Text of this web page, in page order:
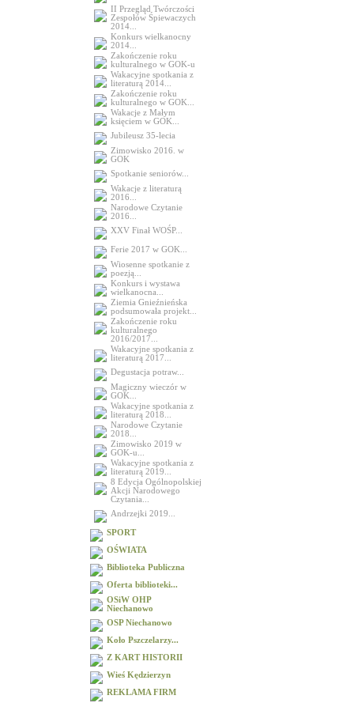
II Przegląd Twórczości
Zespołów Śpiewaczych
2014...
Konkurs wielkanocny
2014...
Zakończenie roku
kulturalnego w GOK-u
Wakacyjne spotkania z
literaturą 2014...
Zakończenie roku
kulturalnego w GOK...
Wakacje z Małym
księciem w GOK...
Jubileusz 35-lecia
Zimowisko 2016. w
GOK
Spotkanie seniorów...
Wakacje z literaturą
2016...
Narodowe Czytanie
2016...
XXV Finał WOŚP...
Ferie 2017 w GOK...
Wiosenne spotkanie z
poezją...
Konkurs i wystawa
wielkanocna...
Ziemia Gnieźnieńska
podsumowała projekt...
Zakończenie roku
kulturalnego
2016/2017...
Wakacyjne spotkania z
literaturą 2017...
Degustacja potraw...
Magiczny wieczór w
GOK...
Wakacyjne spotkania z
literaturą 2018...
Narodowe Czytanie
2018...
Zimowisko 2019 w
GOK-u...
Wakacyjne spotkania z
literaturą 2019...
8 Edycja Ogólnopolskiej
Akcji Narodowego
Czytania...
Andrzejki 2019...
SPORT
OŚWIATA
Biblioteka Publiczna
Oferta biblioteki...
OSiW OHP
Niechanowo
OSP Niechanowo
Koło Pszczelarzy...
Z KART HISTORII
Wieś Kędzierzyn
REKLAMA FIRM